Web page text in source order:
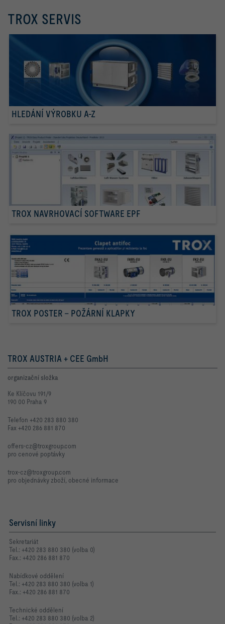
TROX SERVIS
HLEDÁNÍ VÝROBKU A-Z
TROX NAVRHOVACÍ SOFTWARE EPF
TROX POSTER – POŽÁRNÍ KLAPKY
TROX AUSTRIA + CEE GmbH
organizační složka
Ke Klíčovu 191/9
190 00 Praha 9
Telefon +420 283 880 380
Fax +420 286 881 870
offers-cz@troxgroup.com
pro cenové poptávky
trox-cz@troxgroup.com
pro objednávky zboží, obecné informace
Servisní linky
Sekretariát
Tel.: +420 283 880 380 (volba 0)
Fax.: +420 286 881 870
Nabídkové oddělení
Tel.: +420 283 880 380 (volba 1)
Fax.: +420 286 881 870
Technické oddělení
Tel.: +420 283 880 380 (volba 2)